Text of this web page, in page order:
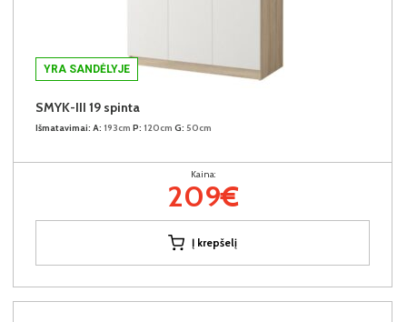
YRA SANDĖLYJE
SMYK-III 19 spinta
Išmatavimai: A: 193cm P: 120cm G: 50cm
Kaina:
209€
Į krepšelį